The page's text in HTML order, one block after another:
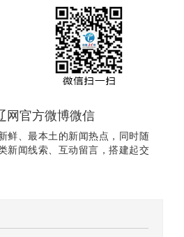
网官方微博微信
鲜、最本土的新闻热点，同时随
新闻线索、互动留言，搭建起交